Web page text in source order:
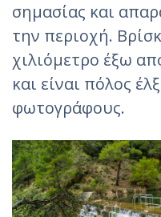
σημασίας και
την περιοχή.
χιλιόμετρο έξω
και είναι πόλος
φωτογράφους.